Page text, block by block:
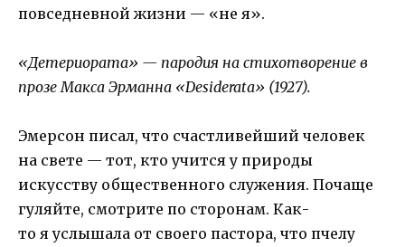
повседневной жизни — «не я».
«Детериората» — пародия на стихотворение в
прозе Макса Эрманна «Desiderata» (1927).
Эмерсон писал, что счастливейший человек
на свете — тот, кто учится у природы
искусству общественного служения. Почаще
гуляйте, смотрите по сторонам. Как-
то я услышала от своего пастора, что пчелу